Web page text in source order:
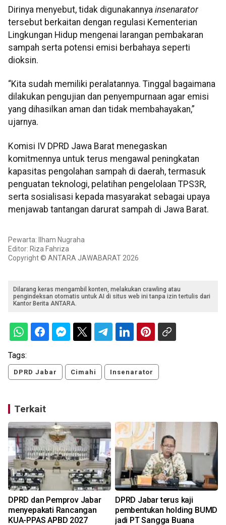
Dirinya menyebut, tidak digunakannya insenarator
tersebut berkaitan dengan regulasi Kementerian
Lingkungan Hidup mengenai larangan pembakaran
sampah serta potensi emisi berbahaya seperti
dioksin.
“Kita sudah memiliki peralatannya. Tinggal bagaimana
dilakukan pengujian dan penyempurnaan agar emisi
yang dihasilkan aman dan tidak membahayakan,”
ujarnya.
Komisi IV DPRD Jawa Barat menegaskan
komitmennya untuk terus mengawal peningkatan
kapasitas pengolahan sampah di daerah, termasuk
penguatan teknologi, pelatihan pengelolaan TPS3R,
serta sosialisasi kepada masyarakat sebagai upaya
menjawab tantangan darurat sampah di Jawa Barat.
Pewarta: Ilham Nugraha
Editor: Riza Fahriza
Copyright © ANTARA JAWABARAT 2026
Dilarang keras mengambil konten, melakukan crawling atau
pengindeksan otomatis untuk AI di situs web ini tanpa izin tertulis dari
Kantor Berita ANTARA.
Tags:
DPRD Jabar Cimahi Insenarator
Terkait
DPRD dan Pemprov Jabar
menyepakati Rancangan
KUA-PPAS APBD 2027
DPRD Jabar terus kaji
pembentukan holding BUMD
jadi PT Sangga Buana